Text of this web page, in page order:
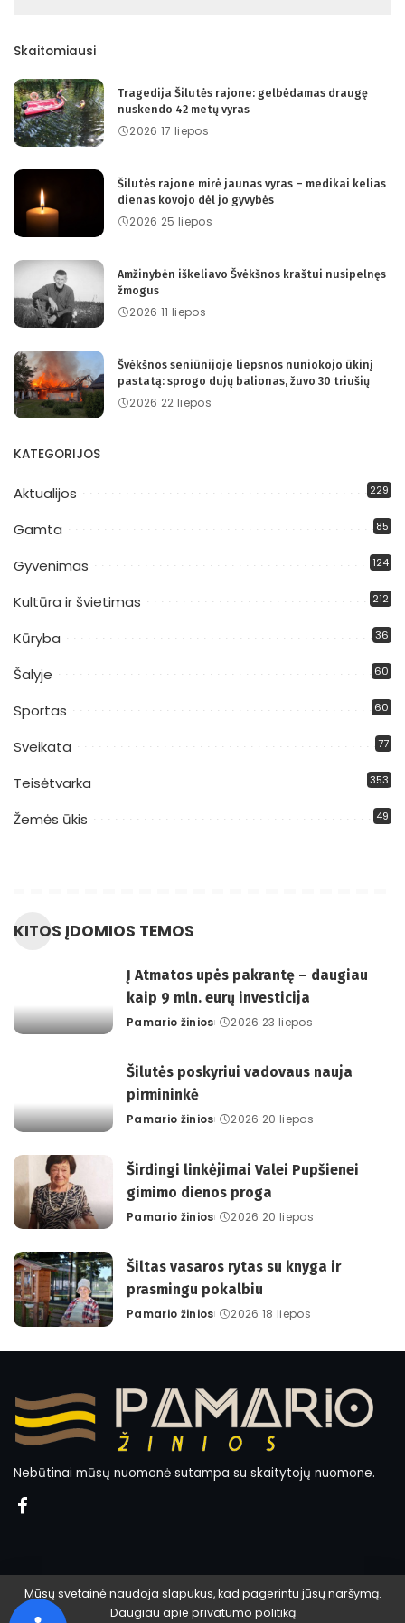
Skaitomiausi
Tragedija Šilutės rajone: gelbėdamas draugę
nuskendo 42 metų vyras
2026 17 liepos
Šilutės rajone mirė jaunas vyras – medikai kelias
dienas kovojo dėl jo gyvybės
2026 25 liepos
Amžinybėn iškeliavo Švėkšnos kraštui nusipelnęs
žmogus
2026 11 liepos
Švėkšnos seniūnijoje liepsnos nuniokojo ūkinį
pastatą: sprogo dujų balionas, žuvo 30 triušių
2026 22 liepos
KATEGORIJOS
Aktualijos 229
Gamta 85
Gyvenimas 124
Kultūra ir švietimas 212
Kūryba 36
Šalyje 60
Sportas 60
Sveikata 77
Teisėtvarka 353
Žemės ūkis 49
KITOS ĮDOMIOS TEMOS
Į Atmatos upės pakrantę – daugiau
kaip 9 mln. eurų investicija
Posted
Pamario žinios 2026 23 liepos
Šilutės poskyriui vadovaus nauja
pirmininkė
Posted
Pamario žinios 2026 20 liepos
Širdingi linkėjimai Valei Pupšienei
gimimo dienos proga
Posted
Pamario žinios 2026 20 liepos
Šiltas vasaros rytas su knyga ir
prasmingu pokalbiu
Posted
Pamario žinios 2026 18 liepos
Nebūtinai mūsų nuomonė sutampa su skaitytojų nuomone.
Mūsų svetainė naudoja slapukus, kad pagerintu jūsų naršymą.
Daugiau apie privatumo politiką